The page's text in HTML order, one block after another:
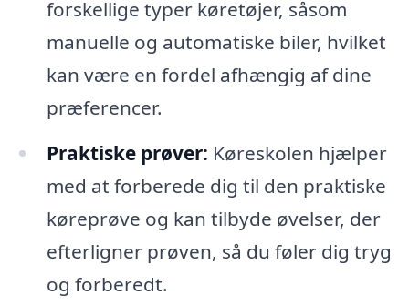
forskellige typer køretøjer, såsom
manuelle og automatiske biler, hvilket
kan være en fordel afhængig af dine
præferencer.
Praktiske prøver: Køreskolen hjælper
med at forberede dig til den praktiske
køreprøve og kan tilbyde øvelser, der
efterligner prøven, så du føler dig tryg
og forberedt.